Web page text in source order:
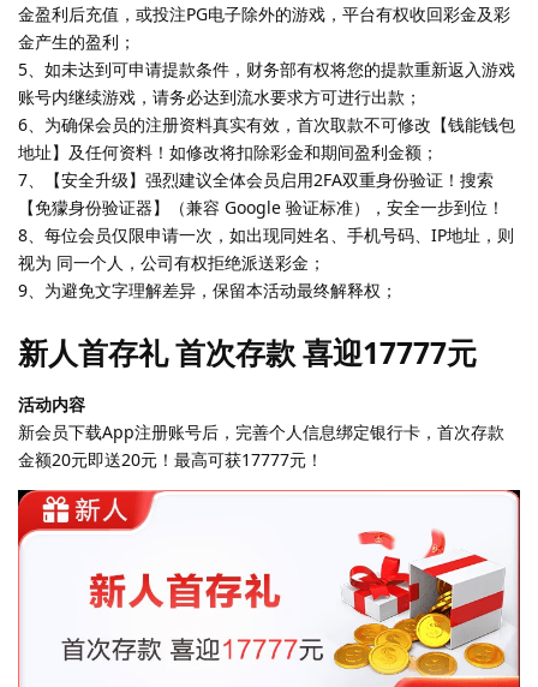
金盈利后充值，或投注PG电子除外的游戏，平台有权收回彩金及彩
金产生的盈利；
5、如未达到可申请提款条件，财务部有权将您的提款重新返入游戏
账号内继续游戏，请务必达到流水要求方可进行出款；
6、为确保会员的注册资料真实有效，首次取款不可修改【钱能钱包
地址】及任何资料！如修改将扣除彩金和期间盈利金额；
7、【安全升级】强烈建议全体会员启用2FA双重身份验证！搜索
【免獴身份验证器】（兼容 Google 验证标准），安全一步到位！
8、每位会员仅限申请一次，如出现同姓名、手机号码、IP地址，则
视为 同一个人，公司有权拒绝派送彩金；
9、为避免文字理解差异，保留本活动最终解释权；
新人首存礼 首次存款 喜迎17777元
活动内容
新会员下载App注册账号后，完善个人信息绑定银行卡，首次存款
金额20元即送20元！最高可获17777元！